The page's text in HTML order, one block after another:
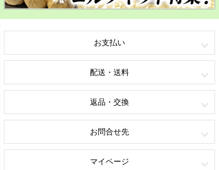
お支払い
配送・送料
返品・交換
お問合せ先
マイページ